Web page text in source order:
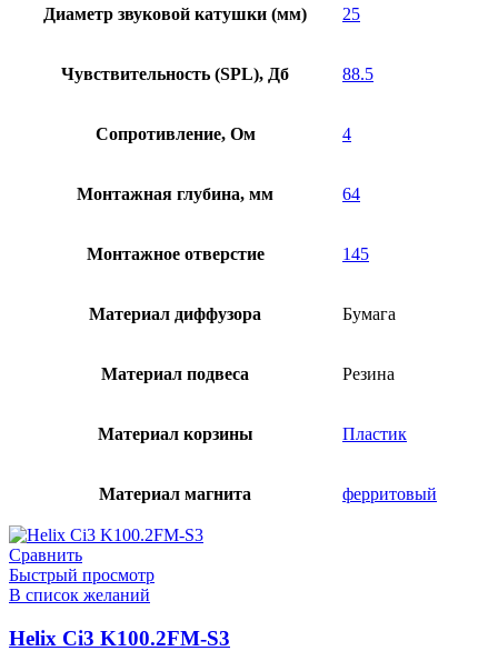
Диаметр звуковой катушки (мм) 25
Чувствительность (SPL), Дб 88.5
Сопротивление, Ом 4
Монтажная глубина, мм 64
Монтажное отверстие 145
Материал диффузора Бумага
Материал подвеса Резина
Материал корзины Пластик
Материал магнита ферритовый
Сравнить
Быстрый просмотр
В список желаний
Helix Ci3 K100.2FM-S3